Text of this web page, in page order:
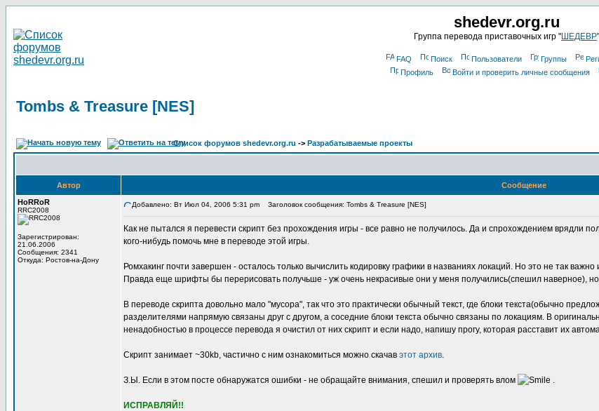
shedevr.org.ru
Группа перевода приставочных игр "ШЕДЕВР"
FAQ Поиск Пользователи Группы
Профиль
Войти и проверить личные сообщения
Tombs & Treasure [NES]
Список форумов shedevr.org.ru -> Разрабатываемые проекты
Автор
Сообщение
HoRRoR
RRC2008
Зарегистрирован:
21.06.2006
Сообщения: 2341
Откуда: Ростов-на-Дону
Добавлено: Вт Июл 04, 2006 5:31 pm Заголовок сообщения: Tombs & Treasure [NES]
Как не пытался я перевести скрипт без прохождения игры - все равно не получилось. Да и спрохождением врядли
кого-нибудь помочь мне в переводе этой игры.
Ромхакинг почти завершен - осталось только вычислить кодировку графики в названиях локаций. Но это не так
Правда еще шрифты бы перерисовать получьше - уж очень некрасивые они у меня получились(спешил наверное),
В переводе скрипта довольно мало "мусора", так что это практически обычный текст, где блоки текста(обычно
разделителями напрямую связаны друг с другом, а соседние блоки текста обычно связаны по локациям. В
ненадобностью в процессе перевода я очистил от них скрипт и если надо, напишу прогу, которая расставит их
Скрипт занимает ~30kb, частично с ним ознакомиться можно скачав этот архив.
З.Ы. Если в этом посте обнаружатся ошибки - не обращайте внимания, спешил и проверять влом .
ИСПРАВЛЯЙ!!